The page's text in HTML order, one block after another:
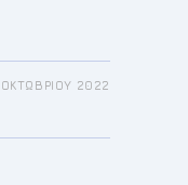
2022